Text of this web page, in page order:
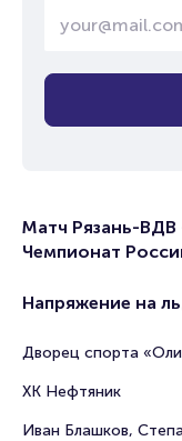
Матч Рязань-ВДВ
Чемпионат
Напряжение на
Дворец спорта
ХК Нефтяник
Иван Блашков,